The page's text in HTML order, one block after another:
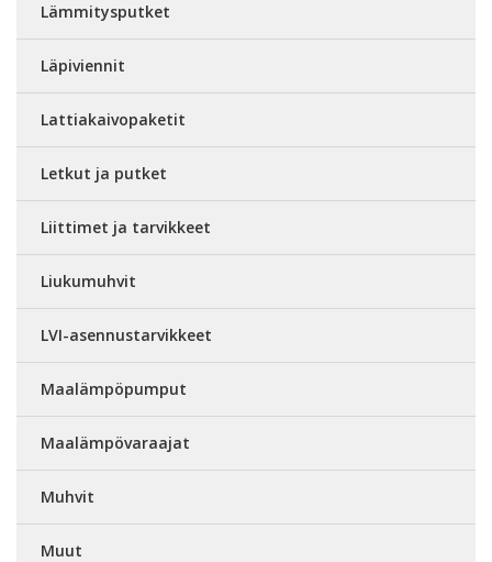
Lämmitysputket
Läpiviennit
Lattiakaivopaketit
Letkut ja putket
Liittimet ja tarvikkeet
Liukumuhvit
LVI-asennustarvikkeet
Maalämpöpumput
Maalämpövaraajat
Muhvit
Muut